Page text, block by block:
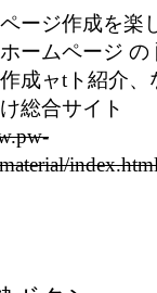
ージ作成を楽
ームページ の
成ャtト紹介、
総合サイト